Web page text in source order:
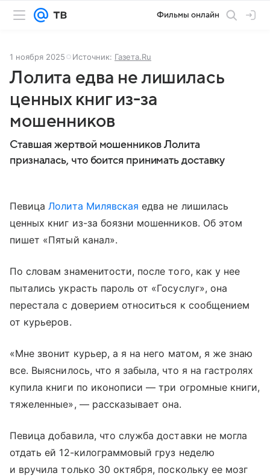
Фильмы онлайн
1 ноября 2025 Источник: Газета.Ru
Лолита едва не лишилась
ценных книг из-за
мошенников
Ставшая жертвой мошенников Лолита
призналась, что боится принимать доставку
ПевицаЛолита Милявская едва не лишилась
ценных книг из-за боязни мошенников. Об этом
пишет «Пятый канал».
По словам знаменитости, после того, как у нее
пытались украсть пароль от «Госуслуг», она
перестала с доверием относиться к сообщением
от курьеров.
«Мне звонит курьер, а я на него матом, я же знаю
все. Выяснилось, что я забыла, что я на гастролях
купила книги по иконописи — три огромные книги,
тяжеленные», — рассказывает она.
Певица добавила, что служба доставки не могла
отдать ей 12-килограммовый груз неделю
и вручила только 30 октября, поскольку ее мозг